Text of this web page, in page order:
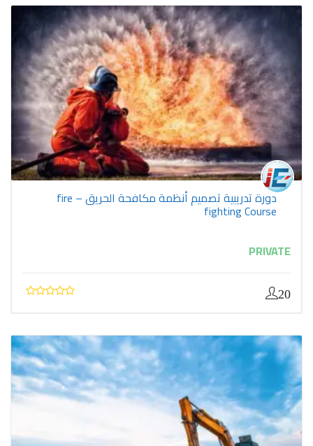
دورة تدريبية تصميم أنظمة مكافحة الحريق – fire
fighting Course
PRIVATE
20